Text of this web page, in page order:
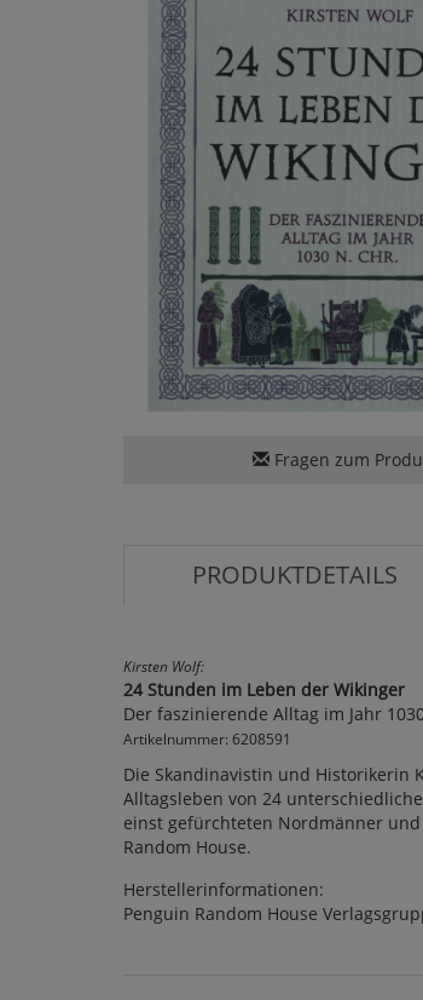
Fragen zum
PRODUKTDETAILS
Kirsten Wolf:
24 Stunden im Leben der Wikinger
Der faszinierende Alltag im Jahr
Artikelnummer: 6208591
Die Skandinavistin und Historikerin
Alltagsleben von 24
einst gefürchteten Nordmänner und
Random House.
Herstellerinformationen:
Penguin Random House